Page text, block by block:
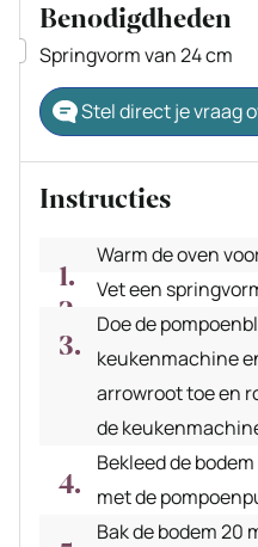
Benodigdheden
▢
Springvorm van 24 cm
Stel direct je vraag
Instructies
Warm de oven
Vet een
Doe de
keukenmachine
arrowroot toe en
de
Bekleed de
met de
Bak de bodem 20